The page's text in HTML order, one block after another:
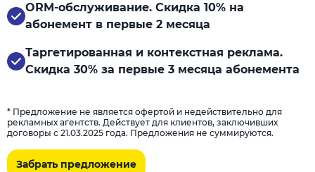
ORM-обслуживание. Скидка 10% на
абонемент в первые 2 месяца
Таргетированная и контекстная реклама.
Скидка 30% за первые 3 месяца абонемента
* Предложение не является офертой и недействительно для
рекламных агентств. Действует для клиентов, заключивших
договоры с 21.03.2025 года. Предложения не суммируются.
Забрать предложение